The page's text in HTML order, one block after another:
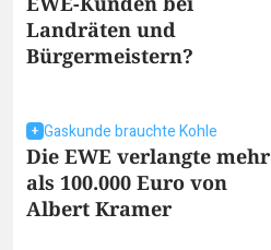
Landräten und
Bürgermeistern?
Gaskunde brauchte Kohle
Die EWE verlangte mehr
als 100.000 Euro von
Albert Kramer